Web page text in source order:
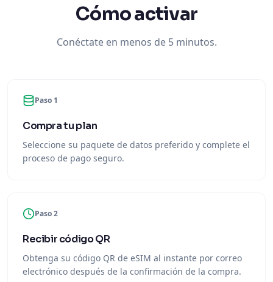
Cómo activar
Conéctate en menos de 5 minutos.
Paso 1
Compra tu plan
Seleccione su paquete de datos preferido y complete el
proceso de pago seguro.
Paso 2
Recibir código QR
Obtenga su código QR de eSIM al instante por correo
electrónico después de la confirmación de la compra.